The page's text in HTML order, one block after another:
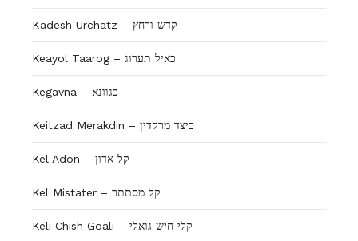
Kadesh Urchatz – קדש ורחץ
Keayol Taarog – כאיל תערוג
Kegavna – כגוונא
Keitzad Merakdin – כיצד מרקדין
Kel Adon – קל אדון
Kel Mistater – קל מסתתר
Keli Chish Goali – קלי חיש גואלי